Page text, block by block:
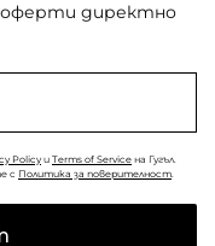
оферти директно
Policyи Terms of Service на Гугъл.
с Политика за поверителност.